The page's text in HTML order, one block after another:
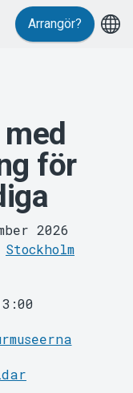
Arrangör?
för
2026
Stockholm